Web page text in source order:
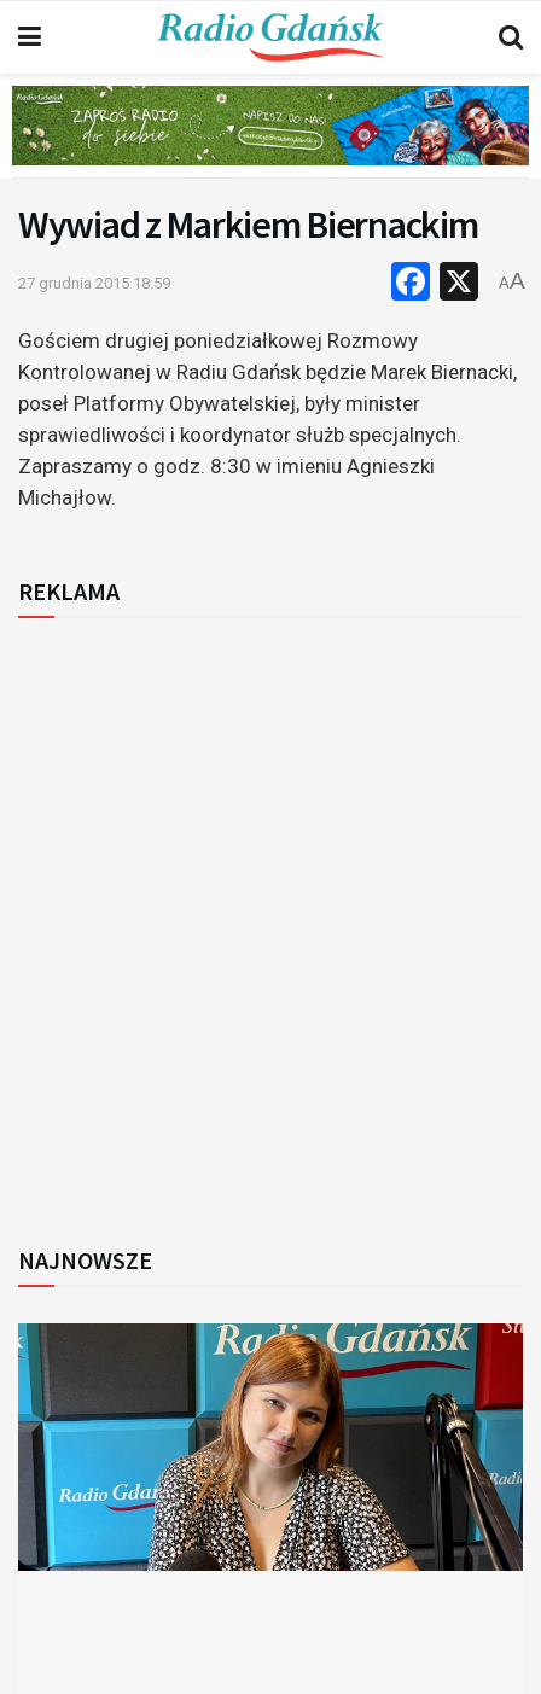
Wywiad z Markiem Biernackim
27 grudnia 2015 18:59 X
AA
Gościem drugiej poniedziałkowej Rozmowy
Kontrolowanej w Radiu Gdańsk będzie Marek Biernacki,
poseł Platformy Obywatelskiej, były minister
sprawiedliwości i koordynator służb specjalnych.
Zapraszamy o godz. 8:30 w imieniu Agnieszki
Michajłow.
REKLAMA
NAJNOWSZE